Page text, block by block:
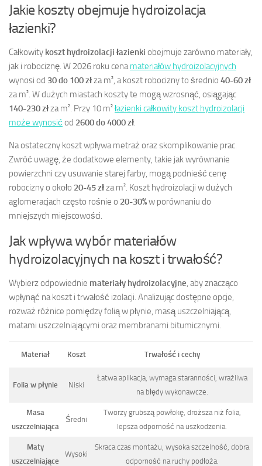
Jakie koszty obejmuje hydroizolacja
łazienki?
Całkowity koszt hydroizolacji łazienki obejmuje zarówno materiały,
jak i robociznę. W 2026 roku cena materiałów hydroizolacyjnych
wynosi od 30 do 100 złza m², a koszt robocizny to średnio 40-60 zł
za m². W dużych miastach koszty te mogą wzrosnąć, osiągając
140-230 złza m². Przy 10 m²łazienki całkowity koszt hydroizolacji
może wynosić od 2600 do 4000 zł
Na ostateczny koszt wpływa metraż oraz skomplikowanie prac.
Zwróć uwagę, że dodatkowe elementy, takie jak wyrównanie
powierzchni czy usuwanie starej farby, mogą podnieść cenę
robocizny o około 20-45 złza m². Koszt hydroizolacji w dużych
aglomeracjach często rośnie o 20-30%w porównaniu do
mniejszych miejscowości.
Jak wpływa wybór materiałów
hydroizolacyjnych na koszt i trwałość?
Wybierz odpowiednie materiały hydroizolacyjne , aby znacząco
wpłynąć na koszt i trwałość izolacji. Analizując dostępne opcje,
rozważ różnice pomiędzy folią w płynie, masą uszczelniającą,
matami uszczelniającymi oraz membranami bitumicznymi.
Materiał Koszt Trwałość i cechy
Folia w płynie Niski
Łatwa aplikacja, wymaga staranności, wrażliwa
na błędy wykonawcze.
Masa
uszczelniająca
Średni
Tworzy grubszą powłokę, droższa niż folia,
lepsza odporność na uszkodzenia.
Maty
uszczelniające
Wysoki
Skraca czas montażu, wysoka szczelność, dobra
odporność na ruchy podłoża.